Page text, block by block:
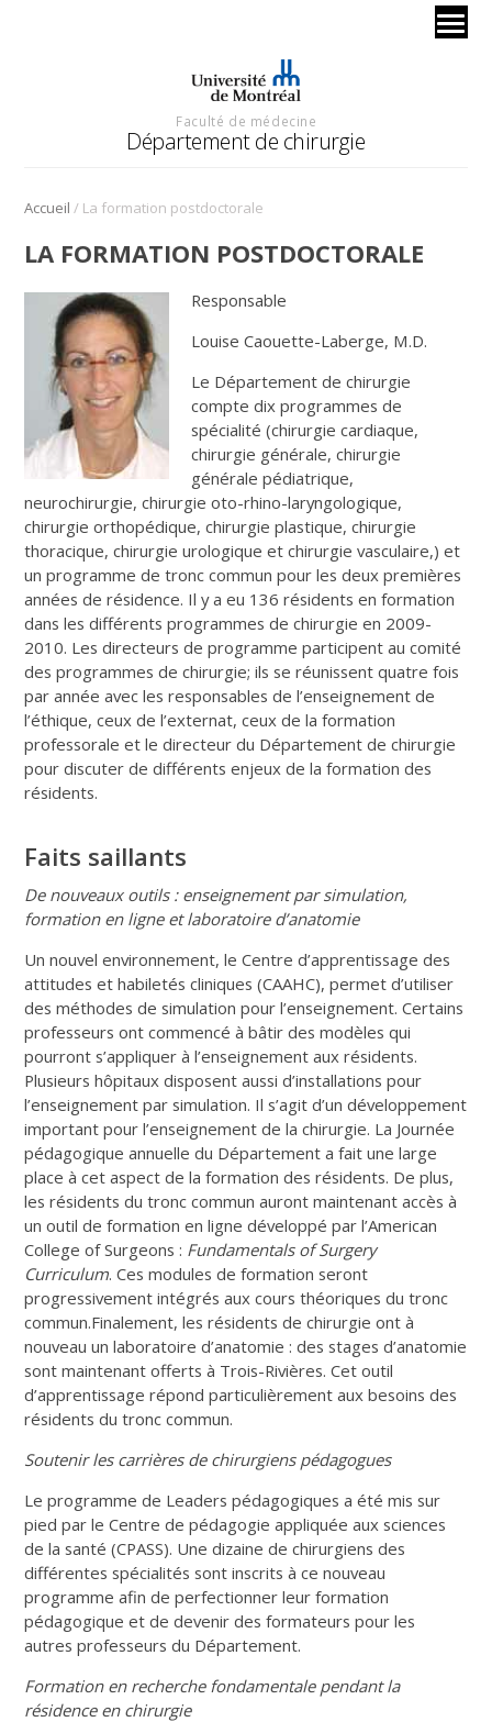
Faculté de médecine
Département de chirurgie
Accueil / La formation postdoctorale
LA FORMATION POSTDOCTORALE
Responsable
Louise Caouette-Laberge, M.D.
Le Département de chirurgie
compte dix programmes de
spécialité (chirurgie cardiaque,
chirurgie générale, chirurgie
générale pédiatrique,
neurochirurgie, chirurgie oto-rhino-laryngologique,
chirurgie orthopédique, chirurgie plastique, chirurgie
thoracique, chirurgie urologique et chirurgie vasculaire,) et
un programme de tronc commun pour les deux premières
années de résidence. Il y a eu 136 résidents en formation
dans les différents programmes de chirurgie en 2009-
2010. Les directeurs de programme participent au comité
des programmes de chirurgie; ils se réunissent quatre fois
par année avec les responsables de l’enseignement de
l’éthique, ceux de l’externat, ceux de la formation
professorale et le directeur du Département de chirurgie
pour discuter de différents enjeux de la formation des
résidents.
Faits saillants
De nouveaux outils : enseignement par simulation,
formation en ligne et laboratoire d’anatomie
Un nouvel environnement, le Centre d’apprentissage des
attitudes et habiletés cliniques (CAAHC), permet d’utiliser
des méthodes de simulation pour l’enseignement. Certains
professeurs ont commencé à bâtir des modèles qui
pourront s’appliquer à l’enseignement aux résidents.
Plusieurs hôpitaux disposent aussi d’installations pour
l’enseignement par simulation. Il s’agit d’un développement
important pour l’enseignement de la chirurgie. La Journée
pédagogique annuelle du Département a fait une large
place à cet aspect de la formation des résidents. De plus,
les résidents du tronc commun auront maintenant accès à
un outil de formation en ligne développé par l’American
College of Surgeons : Fundamentals of Surgery
Curriculum. Ces modules de formation seront
progressivement intégrés aux cours théoriques du tronc
commun.Finalement, les résidents de chirurgie ont à
nouveau un laboratoire d’anatomie : des stages d’anatomie
sont maintenant offerts à Trois-Rivières. Cet outil
d’apprentissage répond particulièrement aux besoins des
résidents du tronc commun.
Soutenir les carrières de chirurgiens pédagogues
Le programme de Leaders pédagogiques a été mis sur
pied par le Centre de pédagogie appliquée aux sciences
de la santé (CPASS). Une dizaine de chirurgiens des
différentes spécialités sont inscrits à ce nouveau
programme afin de perfectionner leur formation
pédagogique et de devenir des formateurs pour les
autres professeurs du Département.
Formation en recherche fondamentale pendant la
résidence en chirurgie